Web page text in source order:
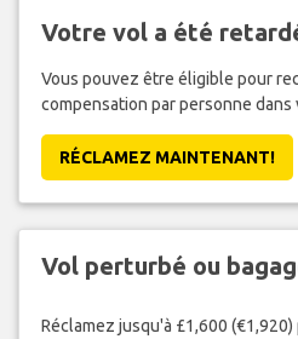
Votre vol a été
Vous pouvez être éligible pour
compensation par personne dans
RÉCLAMEZ MAINTENANT!
Vol perturbé ou
Réclamez jusqu'à £1,600